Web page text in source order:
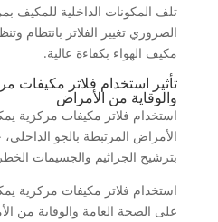
تلف المكونات الداخلية للمكيف
الضروري تغيير الفلاتر بانتظام
مكيف الهواء بكفاءة عالية.
تأثير استخدام فلاتر مكيفات
والوقاية من الأمراض
استخدام فلاتر مكيفات مركزية
الأمراض المرتبطة بالجو
بترشيح الجراثيم والجسيمات
استخدام فلاتر مكيفات مركزية
على الصحة العامة والوقاية من